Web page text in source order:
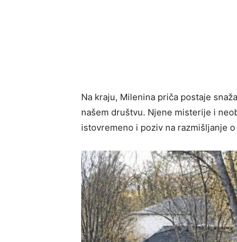
Na kraju, Milenina priča postaje
našem društvu. Njene misterije i
istovremeno i poziv na razmišljanje